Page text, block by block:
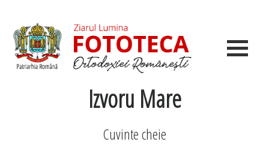
Izvoru Mare
Cuvinte cheie